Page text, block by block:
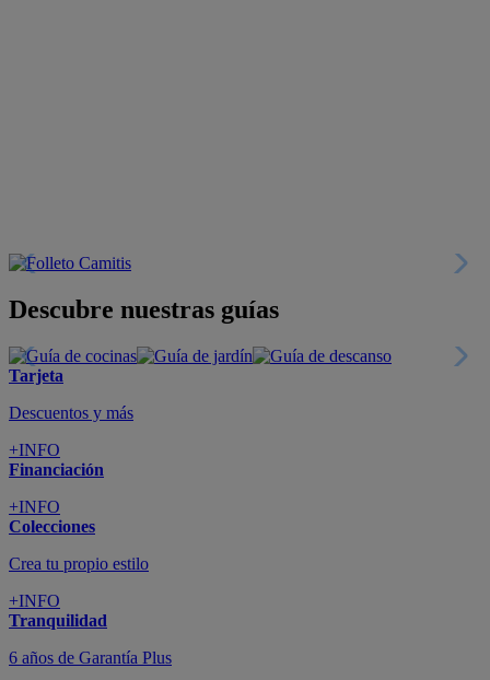
Descubre nuestras guías
Tarjeta
Descuentos y más
+INFO
Financiación
+INFO
Colecciones
Crea tu propio estilo
+INFO
Tranquilidad
6 años de Garantía Plus